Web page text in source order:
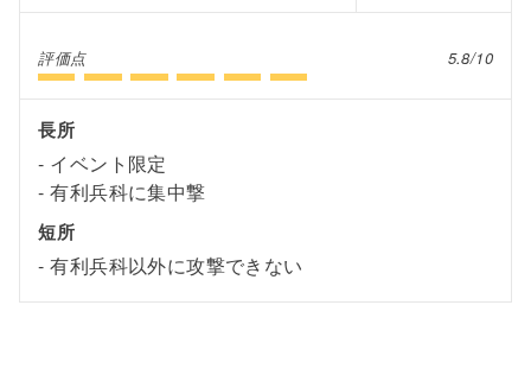
評価点 5.8/10
長所
イベント限定
有利兵科に集中撃
短所
有利兵科以外に攻撃できない